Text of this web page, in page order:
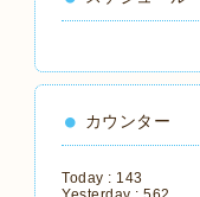
カウンター
Today : 143